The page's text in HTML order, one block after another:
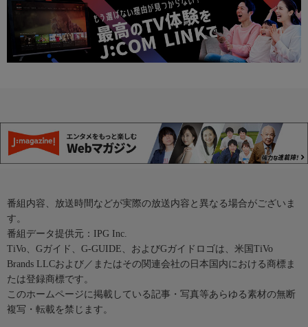
番組内容、放送時間などが実際の放送内容と異なる場合がございま
す。
番組データ提供元：IPG Inc.
TiVo、Gガイド、G-GUIDE、およびGガイドロゴは、米国TiVo
Brands LLCおよび／またはその関連会社の日本国内における商標ま
たは登録商標です。
このホームページに掲載している記事・写真等あらゆる素材の無断
複写・転載を禁じます。